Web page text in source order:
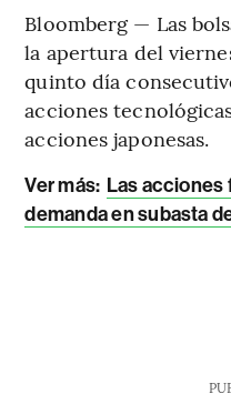
Bloomberg — Las
la apertura del
quinto día
acciones
acciones japonesas.
Ver más: Las acciones
demanda en subasta